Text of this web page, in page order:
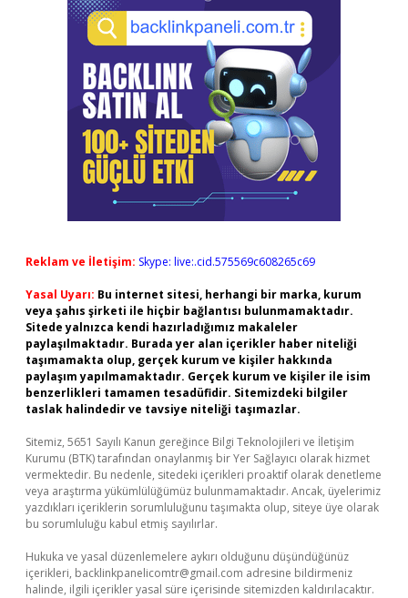
Reklam ve İletişim: Skype: live:.cid.575569c608265c69
Yasal Uyarı: Bu internet sitesi, herhangi bir marka, kurum
veya şahıs şirketi ile hiçbir bağlantısı bulunmamaktadır.
Sitede yalnızca kendi hazırladığımız makaleler
paylaşılmaktadır. Burada yer alan içerikler haber niteliği
taşımamakta olup, gerçek kurum ve kişiler hakkında
paylaşım yapılmamaktadır. Gerçek kurum ve kişiler ile isim
benzerlikleri tamamen tesadüfidir. Sitemizdeki bilgiler
taslak halindedir ve tavsiye niteliği taşımazlar.
Sitemiz, 5651 Sayılı Kanun gereğince Bilgi Teknolojileri ve İletişim
Kurumu (BTK) tarafından onaylanmış bir Yer Sağlayıcı olarak hizmet
vermektedir. Bu nedenle, sitedeki içerikleri proaktif olarak denetleme
veya araştırma yükümlülüğümüz bulunmamaktadır. Ancak, üyelerimiz
yazdıkları içeriklerin sorumluluğunu taşımakta olup, siteye üye olarak
bu sorumluluğu kabul etmiş sayılırlar.
Hukuka ve yasal düzenlemelere aykırı olduğunu düşündüğünüz
içerikleri, backlinkpanelicomtr@gmail.com adresine bildirmeniz
halinde, ilgili içerikler yasal süre içerisinde sitemizden kaldırılacaktır.